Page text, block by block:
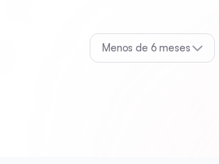
Menos de 6 meses